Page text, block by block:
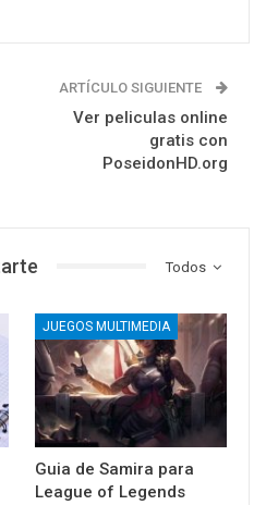
ARTÍCULO SIGUIENTE
Ver peliculas online
gratis con
PoseidonHD.org
Todos
JUEGOS MULTIMEDIA
Guia de Samira para
League of Legends